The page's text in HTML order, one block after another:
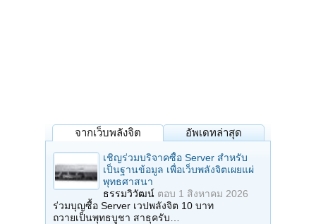
จากเว็บพลังจิต อัพเดทล่าสุด
เชิญร่วมบริจาคซื้อ Server สำหรับ
เป็นฐานข้อมูล เพื่อเว็บพลังจิตเผยแผ่
พุทธศาสนา
ธรรมวิวัฒน์ ตอบ 1 สิงหาคม 2026
ร่วมบุญซื้อ Server เวปพลังจิต 10 บาท
ถวายเป็นพุทธบูชา สาธุครับ…